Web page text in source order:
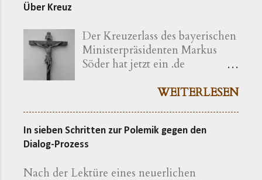
Über Kreuz
Der Kreuzerlass des bayerischen
Ministerpräsidenten Markus
Söder hat jetzt ein .de
Der Vorgang gibt sich im
erkennen. Die »Ökumenische
Erklärung katholischer und
Hochschullehrer der Theologie
WEITERLESEN
In sieben Schritten zur Polemik gegen den
Dialog-Prozess
Nach der Lektüre eines neuerlichen